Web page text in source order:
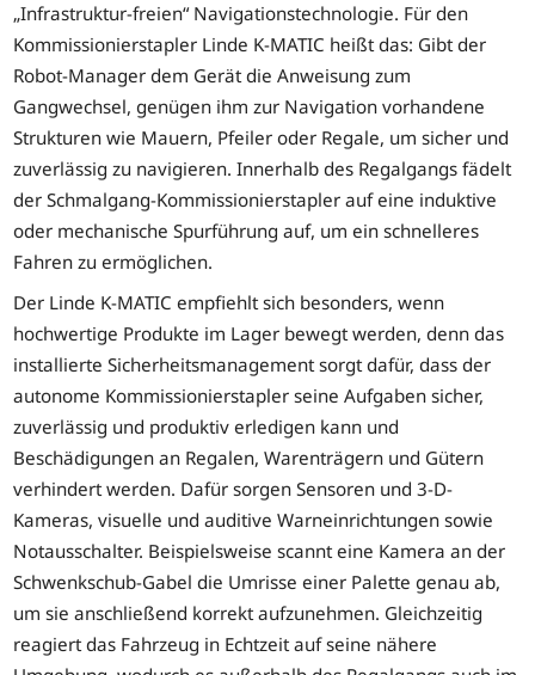
„Infrastruktur-freien“ Navigationstechnologie. Für den
Kommissionierstapler Linde K-MATIC heißt das: Gibt der
Robot-Manager dem Gerät die Anweisung zum
Gangwechsel, genügen ihm zur Navigation vorhandene
Strukturen wie Mauern, Pfeiler oder Regale, um sicher und
zuverlässig zu navigieren. Innerhalb des Regalgangs fädelt
der Schmalgang-Kommissionierstapler auf eine induktive
oder mechanische Spurführung auf, um ein schnelleres
Fahren zu ermöglichen.
Der Linde K-MATIC empfiehlt sich besonders, wenn
hochwertige Produkte im Lager bewegt werden, denn das
installierte Sicherheitsmanagement sorgt dafür, dass der
autonome Kommissionierstapler seine Aufgaben sicher,
zuverlässig und produktiv erledigen kann und
Beschädigungen an Regalen, Warenträgern und Gütern
verhindert werden. Dafür sorgen Sensoren und 3-D-
Kameras, visuelle und auditive Warneinrichtungen sowie
Notausschalter. Beispielsweise scannt eine Kamera an der
Schwenkschub-Gabel die Umrisse einer Palette genau ab,
um sie anschließend korrekt aufzunehmen. Gleichzeitig
reagiert das Fahrzeug in Echtzeit auf seine nähere